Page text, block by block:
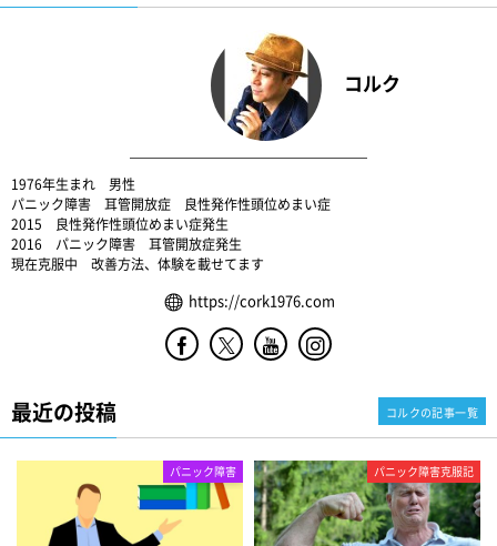
コルク
1976年生まれ 男性
パニック障害 耳管開放症 良性発作性頭位めまい症
2015 良性発作性頭位めまい症発生
2016 パニック障害 耳管開放症発生
現在克服中 改善方法、体験を載せてます
https://cork1976.com
最近の投稿
パニック障害 パニック障害克服記
コルクの記事一覧